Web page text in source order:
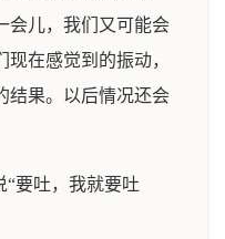
会儿，我们又可能会
在感觉到的振动，
结果。以后情况还会
“要吐，我就要吐